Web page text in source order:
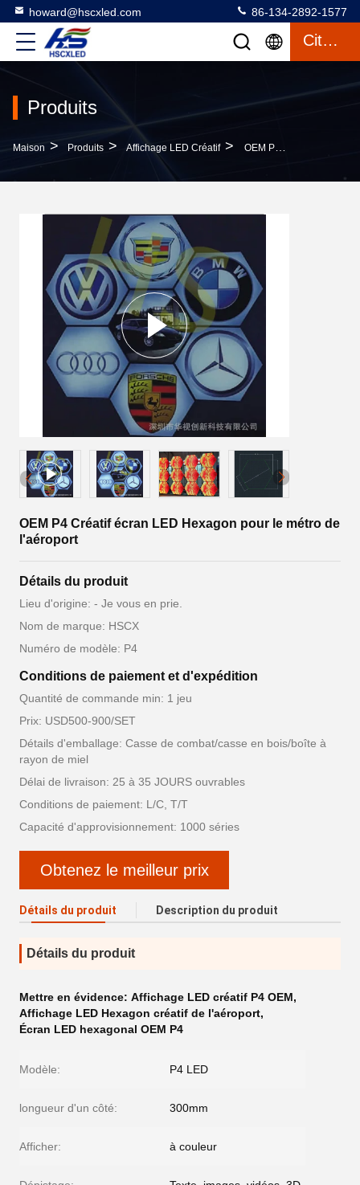
howard@hscxled.com 86-134-2892-1577
Citation
Produits
Maison > Produits > Affichage LED Créatif > OEM P4 Créatif Écran LED Hexagon Pour Le Métro De L'aéroport
OEM P4 Créatif écran LED Hexagon pour le métro de
l'aéroport
Détails du produit
Lieu d'origine: - Je vous en prie.
Nom de marque: HSCX
Numéro de modèle: P4
Conditions de paiement et d'expédition
Quantité de commande min: 1 jeu
Prix: USD500-900/SET
Détails d'emballage: Casse de combat/casse en bois/boîte à
rayon de miel
Délai de livraison: 25 à 35 JOURS ouvrables
Conditions de paiement: L/C, T/T
Capacité d'approvisionnement: 1000 séries
Obtenez le meilleur prix
Détails du produit Description du produit
Détails du produit
Mettre en évidence: Affichage LED créatif P4 OEM,
Affichage LED Hexagon créatif de l'aéroport,
Écran LED hexagonal OEM P4
Modèle: P4 LED
longueur d'un côté: 300mm
Afficher: à couleur